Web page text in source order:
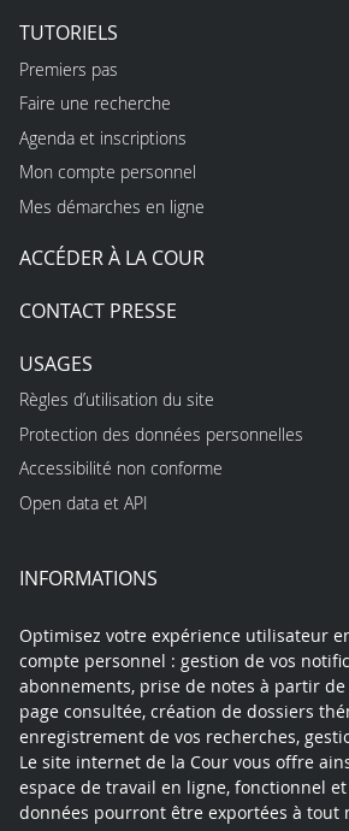
TUTORIELS
Premiers pas
Faire une recherche
Agenda et inscriptions
Mon compte personnel
Mes démarches en ligne
ACCÉDER À LA COUR
CONTACT PRESSE
USAGES
Règles d’utilisation du site
Protection des données personnelles
Accessibilité non conforme
Open data et API
INFORMATIONS
Optimisez votre expérience utilisateur
compte personnel : gestion de vos
abonnements, prise de notes à partir
page consultée, création de dossiers
enregistrement de vos recherches,
Le site internet de la Cour vous offre
espace de travail en ligne, fonctionnel
données pourront être exportées à tout